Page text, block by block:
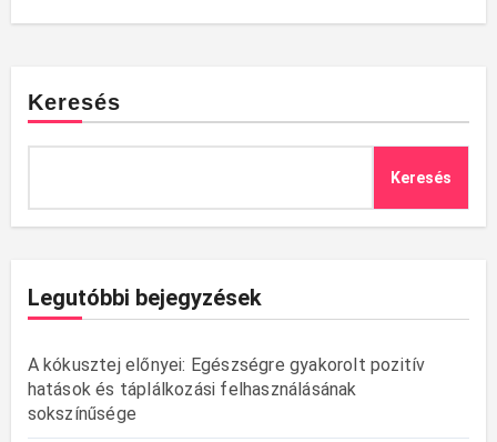
Keresés
Keresés
Legutóbbi bejegyzések
A kókusztej előnyei: Egészségre gyakorolt pozitív
hatások és táplálkozási felhasználásának
sokszínűsége